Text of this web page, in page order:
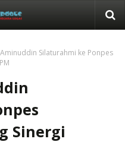
Silaturahmi ke Ponpes
Sinergi